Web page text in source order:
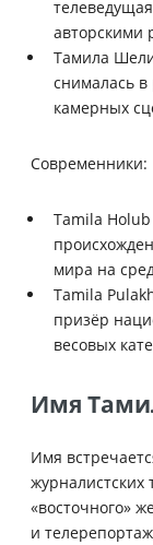
авторскими
Тамила
снималась в
камерных
Современники:
Tamila Holub
мира на
Tamila
призёр
весовых
Имя
Имя
журналистских
«восточного»
и